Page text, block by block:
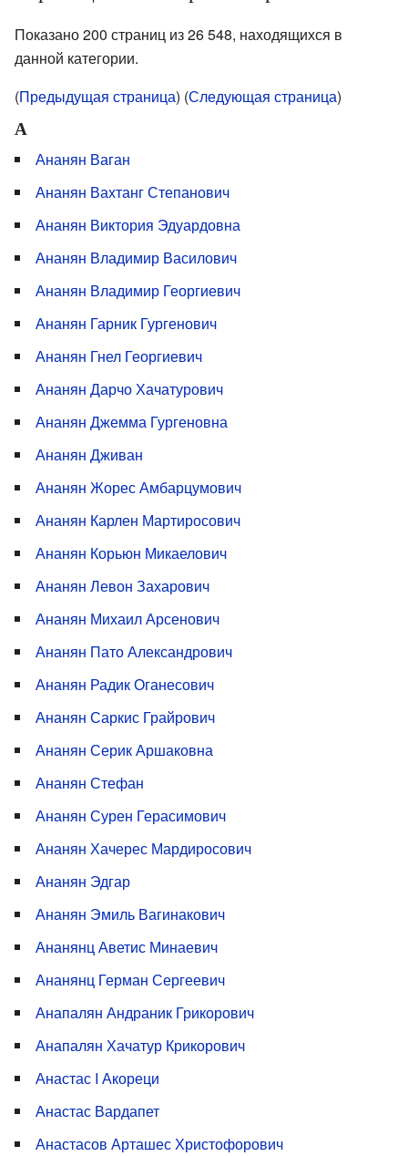
Показано 200 страниц из 26 548, находящихся в
данной категории.
(Предыдущая страница) (Следующая страница)
А
Ананян Ваган
Ананян Вахтанг Степанович
Ананян Виктория Эдуардовна
Ананян Владимир Василович
Ананян Владимир Георгиевич
Ананян Гарник Гургенович
Ананян Гнел Георгиевич
Ананян Дарчо Хачатурович
Ананян Джемма Гургеновна
Ананян Дживан
Ананян Жорес Амбарцумович
Ананян Карлен Мартиросович
Ананян Корьюн Микаелович
Ананян Левон Захарович
Ананян Михаил Арсенович
Ананян Пато Александрович
Ананян Радик Оганесович
Ананян Саркис Грайрович
Ананян Серик Аршаковна
Ананян Стефан
Ананян Сурен Герасимович
Ананян Хачерес Мардиросович
Ананян Эдгар
Ананян Эмиль Вагинакович
Ананянц Аветис Минаевич
Ананянц Герман Сергеевич
Анапалян Андраник Грикорович
Анапалян Хачатур Крикорович
Анастас I Акореци
Анастас Вардапет
Анастасов Арташес Христофорович